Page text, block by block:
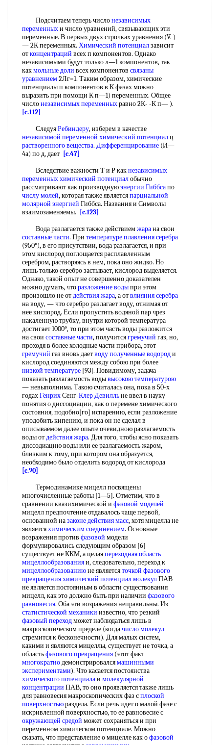
Подсчитаем теперь числонезависимых
переменныхи число уравнений, связывающих эти
переменные. В первых двух строчках уравнения (V. )
— 2К переменных. Химический потенциалзависит
отконцентраций всех п компонентов. Однако
независимыми будут только л—1 компонентов, так
какмольные доли всех компонентов связаны
уравнением2Лг=1. Таким образом, химические
потенциалы п компонентов в К фазах можно
выразить при помощи К п—1) переменных. Общее
числонезависимых переменныхравно 2К- -К п— ).
[c.112]
СледуяРебиндеру, изберем в качестве
независимой переменной химический потенциалц
растворенного вещества. Дифференцирование (И—
4а) по д, дает [c.47]
Вследствие важности Т и Р какнезависимых
переменныххимический потенциалобычно
рассматривают как производнуюэнергии Гиббсапо
числу молей, которая также являетсяпарциальной
молярной энергией Гиббса. Названия и Символы
взаимозаменяемы.
[c.123]
Вода разлагается также действиемжарана свои
составные части. При температуре плавлениясеребра
(950°), в его присутствии, вода разлагается, и при
этом кислород поглощается расплавленным
серебром, растворяясь в нем, пока оно жидко. Но
лишь только серебро застывает, кислород выделяется.
Однако, такой опыт не совершенно доказателен
можно думать, чторазложение водыпри этом
произошло не отдействияжара, а отвлияния серебра
на воду, — что серебро разлагает воду, отнимая от
нее кислород. Если пропустить водяной пар чрез
накаленную трубку, внутри которой температура
достигает 1000°, то при этом часть воды разложится
на свои составные части, получитсягремучий газ, но,
проходя в более холодные части прибора, этот
гремучий газ вновь даетводу полученные водороди
кислород соединяются между собою при более
низкой температуре [93]. Повидимому, задача —
показать разлагаемость водывысокою температурою
— невыполнима. Такою считалась она, пока в 50-х
годахГенрихСенг-КлерДевилльне ввел в науку
понятия о диссоциации, как о перемене химического
состояния, подобно[го] испарению, если разложение
уподобить кипению, и пока он не сделал в
описываемом далее опыте очевидною разлагаемость
воды отдействияжара. Для того, чтобы ясно показать
диссодиацню воды или ее разлагаемость жаром,
близким к тому, при котором она образуется,
необходимо было отделить водород от кислорода
[c.90]
Термодинамике мицелл посвящены
многочисленные работы [1—5]. Отметим, что в
сравнении квазихимической и фазовой моделей
мицелл предпочтение отдавалось чаще первой,
основанной назаконе действия масс, хотя мицелла не
являетсяхимическим соединением. Основные
возражения против фазовой модели
формулировались следующим образом [6]
существует не ККМ, а целаяпереходная область
мицеллообразованияи, следовательно, переход к
мицеллообразованиюне являетсяточкой фазового
превращения химический потенциал молекулПАВ
не является постоянным в области существования
мицелл, как это должно быть при наличии фазового
равновесия. Оба эти возражения неправильны. Из
статистической механики известно, что резкий
фазовый переходможет наблюдаться лишь в
макроскопическом пределе (когдачисло молекул
стремится к бесконечности). Для малых систем,
какими и являются мицеллы, существует не точка, а
областьфазового превращения (этот факт
многократнодемонстрировалсямашинными
экспериментами). Что касается постоянства
химического потенциалаи молекулярной
концентрации ПАВ, то оно проявляется также лишь
для равновесия макроскопических фаз сплоской
поверхностьюраздела. Если речь идет о малой фазе с
искривленной поверхностью, то ее равновесие с
окружающей средой может сохраняться и при
переменном химическом потенциале. Можно
сказать, что представление о мицелле как офазовой